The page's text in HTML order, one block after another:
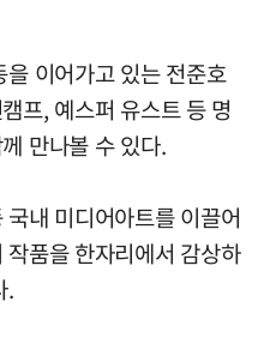
이어가고 있는 전준호
프, 예스퍼 유스트 등 명
만나볼 수 있다.
내 미디어아트를 이끌어
품을 한자리에서 감상하
.